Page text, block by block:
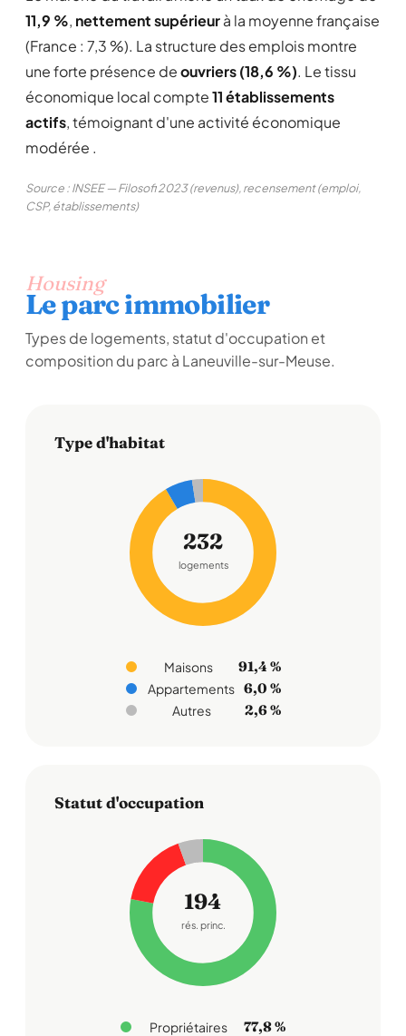
11,9 %, nettement supérieurà la moyenne française
(France : 7,3 %). La structure des emplois montre
une forte présence deouvriers (18,6 %). Le tissu
économique local compte11 établissements
actifs, témoignant d'une activité économique
modérée .
Source : INSEE — Filosofi 2023 (revenus), recensement (emploi,
CSP, établissements)
Housing
Le parc immobilier
Types de logements, statut d'occupation et
composition du parc à Laneuville-sur-Meuse.
Type d'habitat
232
logements
Maisons 91,4 %
Appartements 6,0 %
Autres 2,6 %
Statut d'occupation
194
rés. princ.
Propriétaires 77,8 %